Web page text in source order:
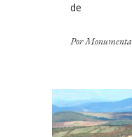
de
PorMonumenta